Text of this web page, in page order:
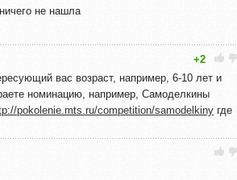
не нашла
+2
вас возраст, например, 6-10 лет и
номинацию, например, Самоделкины
pokolenie.mts.ru/competition/samodelkiny где